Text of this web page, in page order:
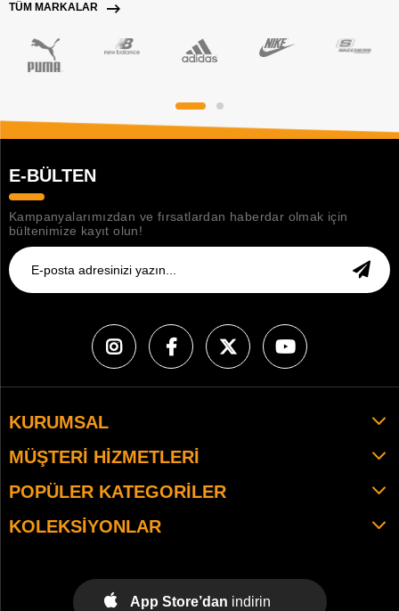
TÜM MARKALAR
E-BÜLTEN
Kampanyalarımızdan ve fırsatlardan haberdar olmak için
bültenimize kayıt olun!
KURUMSAL
MÜŞTERI HIZMETLERI
POPÜLER KATEGORILER
KOLEKSIYONLAR
App Store’dan indirin